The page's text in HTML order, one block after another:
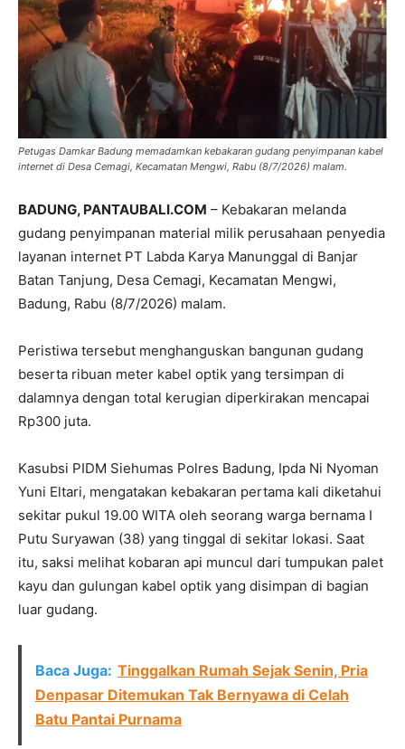
Petugas Damkar Badung memadamkan kebakaran gudang penyimpanan kabel
internet di Desa Cemagi, Kecamatan Mengwi, Rabu (8/7/2026) malam.
BADUNG, PANTAUBALI.COM – Kebakaran melanda
gudang penyimpanan material milik perusahaan penyedia
layanan internet PT Labda Karya Manunggal di Banjar
Batan Tanjung, Desa Cemagi, Kecamatan Mengwi,
Badung, Rabu (8/7/2026) malam.
Peristiwa tersebut menghanguskan bangunan gudang
beserta ribuan meter kabel optik yang tersimpan di
dalamnya dengan total kerugian diperkirakan mencapai
Rp300 juta.
Kasubsi PIDM Siehumas Polres Badung, Ipda Ni Nyoman
Yuni Eltari, mengatakan kebakaran pertama kali diketahui
sekitar pukul 19.00 WITA oleh seorang warga bernama I
Putu Suryawan (38) yang tinggal di sekitar lokasi. Saat
itu, saksi melihat kobaran api muncul dari tumpukan palet
kayu dan gulungan kabel optik yang disimpan di bagian
luar gudang.
Baca Juga: Tinggalkan Rumah Sejak Senin, Pria
Denpasar Ditemukan Tak Bernyawa di Celah
Batu Pantai Purnama